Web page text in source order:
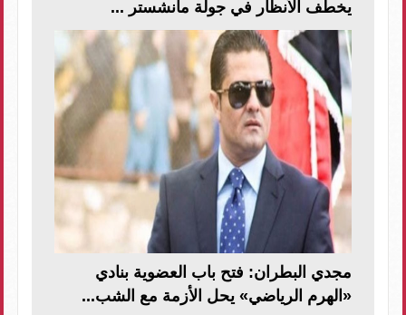
يخطف الأنظار في جولة مانشستر ...
مجدي البطران: فتح باب العضوية بنادي
«الهرم الرياضي» يحل الأزمة مع الشب...